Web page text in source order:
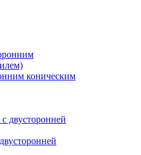
коническим